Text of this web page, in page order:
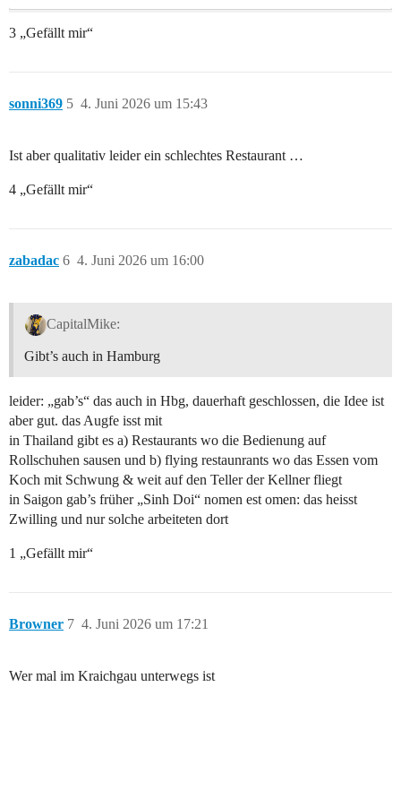
3 „Gefällt mir“
sonni369 4. Juni 2026 um 15:43
5
Ist aber qualitativ leider ein schlechtes Restaurant …
4 „Gefällt mir“
zabadac 4. Juni 2026 um 16:00
6
CapitalMike:
Gibt’s auch in Hamburg
leider: „gab’s“ das auch in Hbg, dauerhaft geschlossen, die Idee ist
aber gut. das Augfe isst mit
in Thailand gibt es a) Restaurants wo die Bedienung auf
Rollschuhen sausen und b) flying restaunrants wo das Essen vom
Koch mit Schwung & weit auf den Teller der Kellner fliegt
in Saigon gab’s früher „Sinh Doi“ nomen est omen: das heisst
Zwilling und nur solche arbeiteten dort
1 „Gefällt mir“
Browner 4. Juni 2026 um 17:21
7
Wer mal im Kraichgau unterwegs ist